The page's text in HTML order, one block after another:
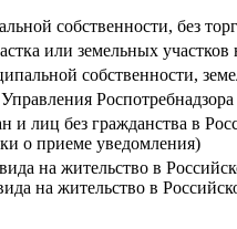
собственности, без
или земельных участков
собственности,
Роспотребнадзора
лиц без гражданства в
о приеме уведомления)
на жительство в
на жительство в